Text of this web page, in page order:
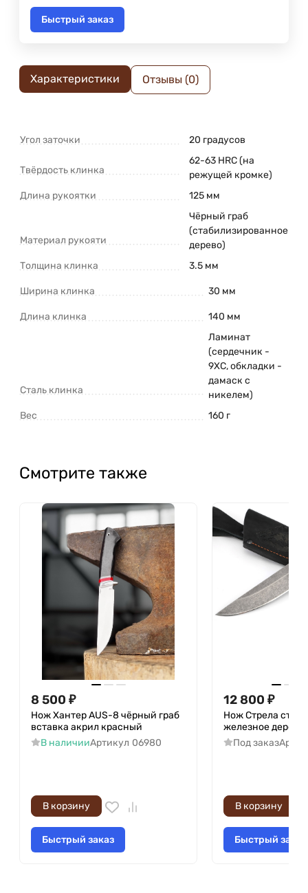
Быстрый заказ
Характеристики Отзывы (0)
Угол заточки 20 градусов
Твёрдость клинка
62-63 HRC (на
режущей кромке)
Длина рукоятки
125 мм
Материал рукояти
Чёрный граб
(стабилизированное
дерево)
Толщина клинка
3.5 мм
Ширина клинка 30 мм
Длина клинка 140 мм
Сталь клинка
Ламинат
(сердечник -
9ХС, обкладки -
дамаск с
никелем)
Вес
160 г
Смотрите также
8 500 ₽
Нож Хантер AUS-8 чёрный граб
вставка акрил красный
В наличииАртикул 06980
В корзину
Быстрый заказ
12 800 ₽
Нож Стрела
железное
Под заказ
В корзину
Быстрый заказ